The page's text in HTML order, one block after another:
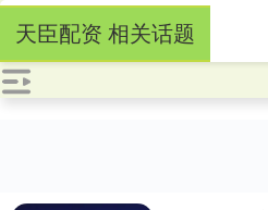
天臣配资 相关话题